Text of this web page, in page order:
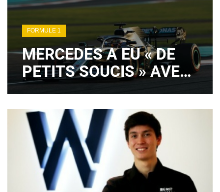
FORMULE 1
MERCEDES A EU « DE
PETITS SOUCIS » AVEC
SON NOUVEAU MOTEUR